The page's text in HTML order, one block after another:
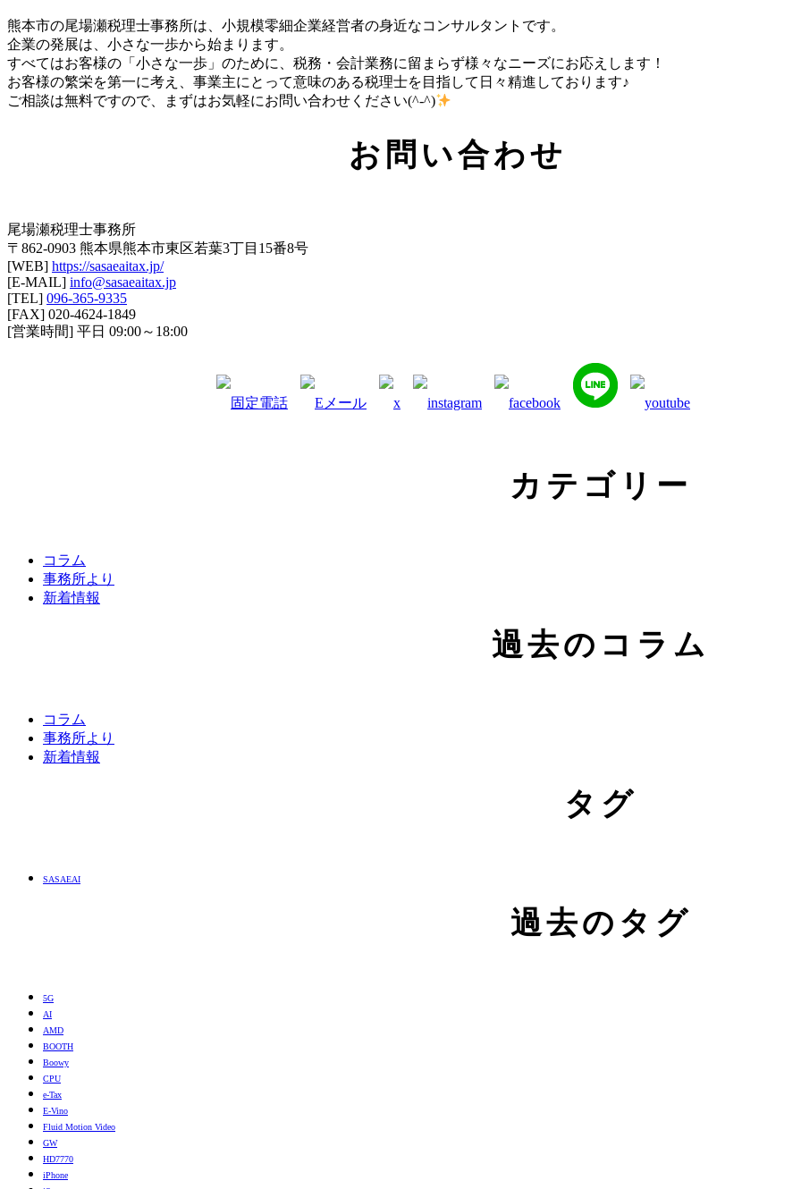
熊本市の尾場瀬税理士事務所は、小規模零細企業経営者の身近なコンサルタントです。
企業の発展は、小さな一歩から始まります。
すべてはお客様の「小さな一歩」のために、税務・会計業務に留まらず様々なニーズにお応えします！
お客様の繁栄を第一に考え、事業主にとって意味のある税理士を目指して日々精進しております♪
ご相談は無料ですので、まずはお気軽にお問い合わせください(^-^)
お問い合わせ
尾場瀬税理士事務所
〒862-0903 熊本県熊本市東区若葉3丁目15番8号
[WEB] https://sasaeaitax.jp/
[E-MAIL] info@sasaeaitax.jp
[TEL] 096-365-9335
[FAX] 020-4624-1849
[営業時間] 平日 09:00～18:00
カテゴリー
コラム
事務所より
新着情報
過去のコラム
コラム
事務所より
新着情報
タグ
SASAEAI
過去のタグ
5G
AI
AMD
BOOTH
Boowy
CPU
e-Tax
E-Vino
Fluid Motion Video
GW
HD7770
iPhone